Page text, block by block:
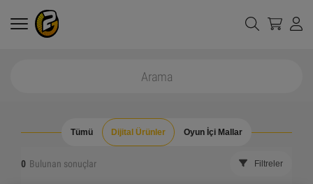
Tümü Dijital Ürünler Oyun İçi Mallar
0 Bulunan sonuçlar Filtreler